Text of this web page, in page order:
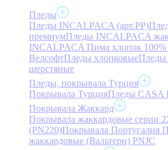
Пледы
Пледы INCALPACA (арт.PP)
премиумПледы INCALPACA
INCALPACA Пима хлопок 100%
ВелсофтПледы хлопковыеПледы
шерстяные
Пледы, покрывала Турция
Покрывала ТурцияПледы CASA
Покрывала Жаккард
Покрывала жаккардовые серии
(PN220)Покрывала Португалия
жаккардовые (Вальтери) PNJC